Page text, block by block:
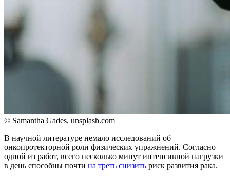
© Samantha Gades, unsplash.com
В научной литературе немало исследований об
онкопротекторной роли физических упражнений. Согласно
одной из работ, всего несколько минут интенсивной нагрузки
в день способны почти на треть снизить риск развития рака.